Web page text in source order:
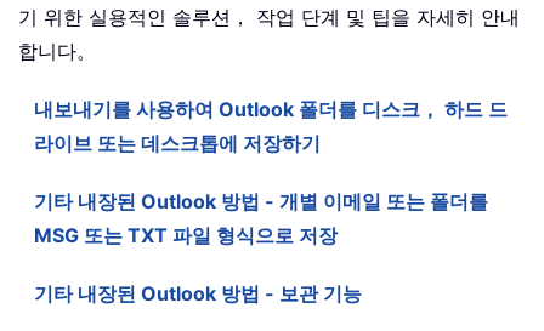
기 위한 실용적인 솔루션， 작업 단계 및 팁을 자세히 안내
합니다。
내보내기를 사용하여 Outlook 폴더를 디스크， 하드 드
라이브 또는 데스크톱에 저장하기
기타 내장된 Outlook 방법 - 개별 이메일 또는 폴더를
MSG 또는 TXT 파일 형식으로 저장
기타 내장된 Outlook 방법 - 보관 기능